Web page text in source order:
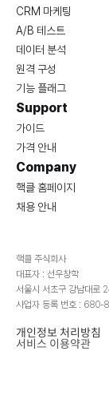
핵클 주식회사
대표자 : 선우창학
서울시 서초구 강남대로
사업자 등록 번호 : 680-
개인정보 처리방침
서비스 이용약관
CRM 마케팅
A/B 테스트
데이터 분석
원격 구성
기능 플래그
Support
가이드
가격 안내
Company
핵클 홈페이지
채용 안내